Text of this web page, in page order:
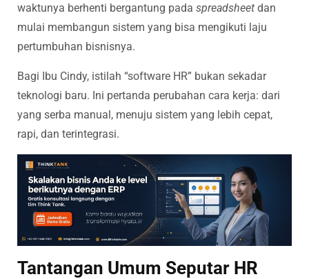
waktunya berhenti bergantung pada spreadsheet dan
mulai membangun sistem yang bisa mengikuti laju
pertumbuhan bisnisnya.
Bagi Ibu Cindy, istilah “software HR” bukan sekadar
teknologi baru. Ini pertanda perubahan cara kerja: dari
yang serba manual, menuju sistem yang lebih cepat,
rapi, dan terintegrasi.
Tantangan Umum Seputar HR